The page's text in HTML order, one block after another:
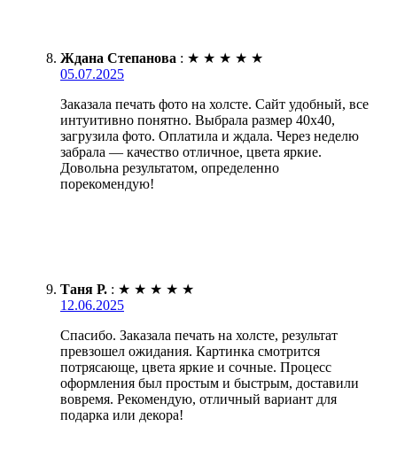
Ждана Степанова : ★ ★ ★ ★ ★
05.07.2025
Заказала печать фото на холсте. Сайт удобный, все
интуитивно понятно. Выбрала размер 40х40,
загрузила фото. Оплатила и ждала. Через неделю
забрала — качество отличное, цвета яркие.
Довольна результатом, определенно
порекомендую!
Таня Р. : ★ ★ ★ ★ ★
12.06.2025
Спасибо. Заказала печать на холсте, результат
превзошел ожидания. Картинка смотрится
потрясающе, цвета яркие и сочные. Процесс
оформления был простым и быстрым, доставили
вовремя. Рекомендую, отличный вариант для
подарка или декора!